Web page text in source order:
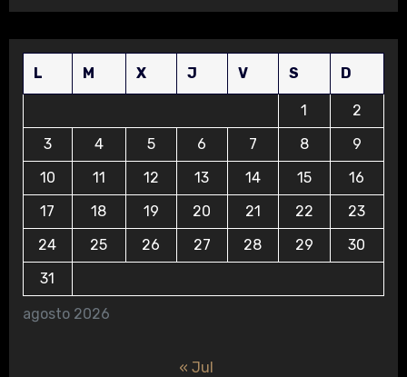
agosto 2026
L M X J V S D
1
2
3
4 5 6 7 8
9
10
11 12 13 14 15
16
17
18 19 20 21 22
23
24
25 26 27 28 29
30
31
« Jul